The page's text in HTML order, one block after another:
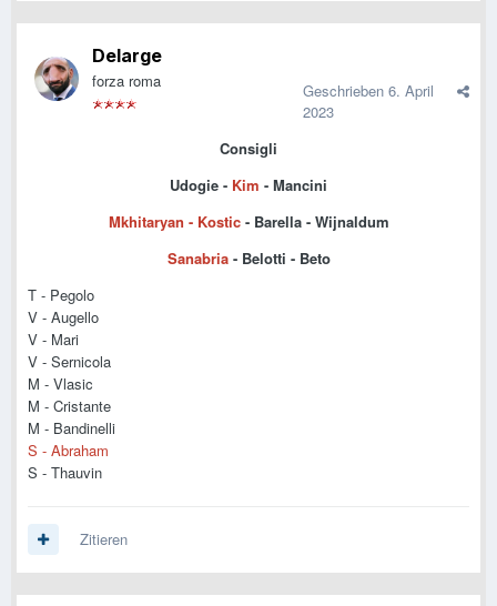
Delarge
forza roma Geschrieben 6. April
2023
Consigli
Udogie - Kim - Mancini
Mkhitaryan - Kostic- Barella - Wijnaldum
Sanabria- Belotti - Beto
T - Pegolo
V - Augello
V - Mari
V - Sernicola
M - Vlasic
M - Cristante
M - Bandinelli
S - Abraham
S - Thauvin
Zitieren